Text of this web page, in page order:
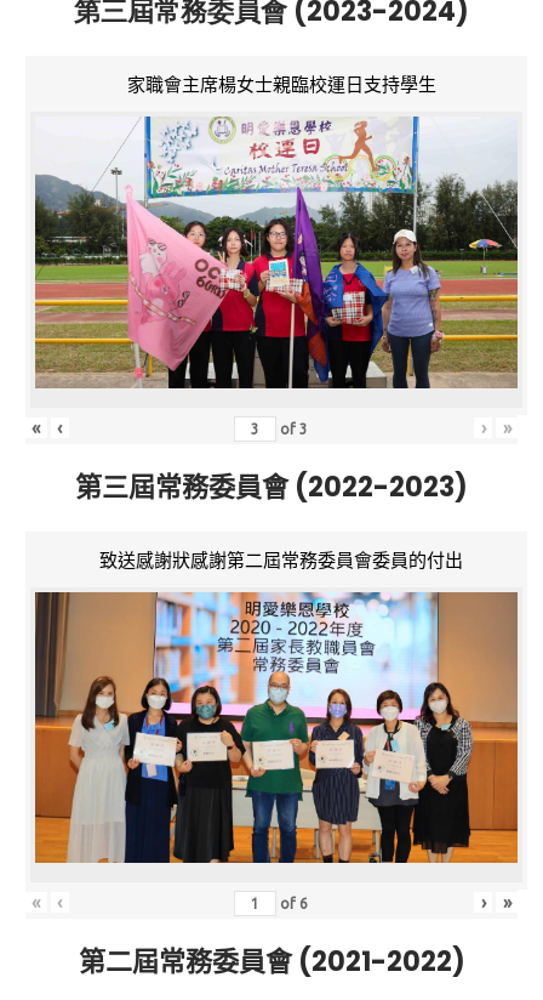
第三屆常務委員會 (2023-2024)
家職會主席楊女士親臨校運日支持學生
« ‹ of3 › »
第三屆常務委員會 (2022-2023)
致送感謝狀感謝第二屆常務委員會委員的付出
« ‹ of 6 › »
第二屆常務委員會 (2021-2022)